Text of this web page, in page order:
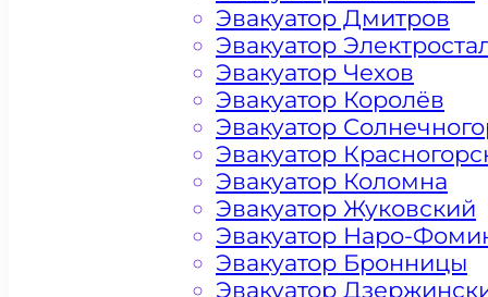
Цена от 4500 рублей
+ 100 РУБЛЕЙ ЗА КИЛОМЕТР
Эвакуатор Дмитров
Эвакуатор
Эвакуатор Чехов
Эвакуатор Королёв
Эвакуатор
Эвакуатор
Эвакуатор Коломна
Эвакуатор Жуковский
Эвакуатор Наро-
Эвакуатор Бронницы
Эвакуатор